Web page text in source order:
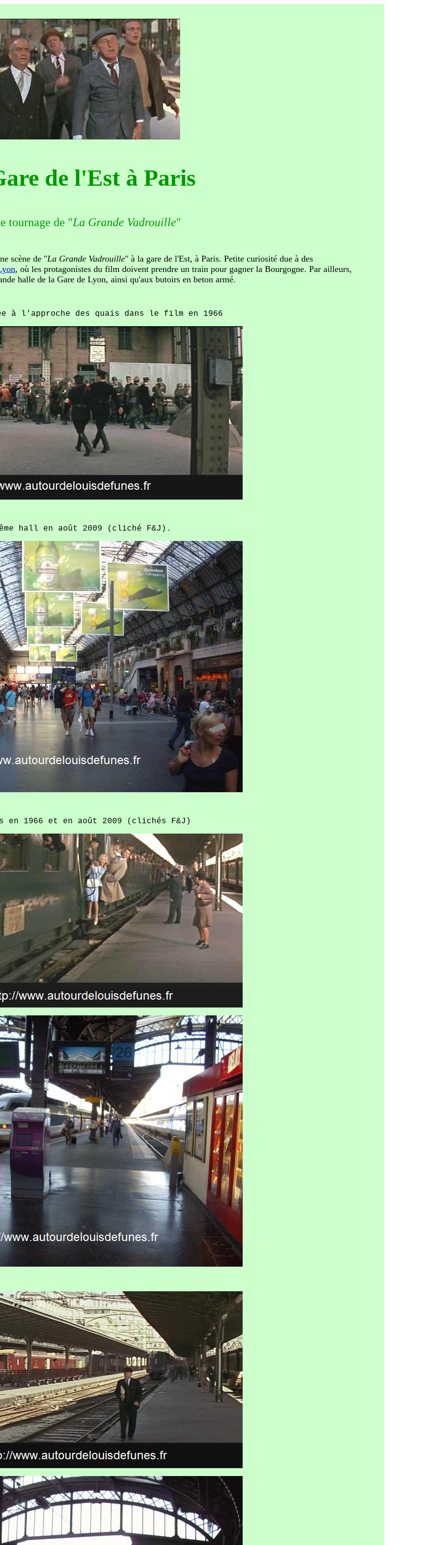
de l'Est à Paris
tournage de "La Grande Vadrouille"
scène de "La Grande Vadrouille" à la gare de l'Est, à Paris. Petite curiosité due à des
, où les protagonistes du film doivent prendre un train pour gagner la Bourgogne. Par ailleurs,
halle de la Gare de Lyon, ainsi qu'aux butoirs en beton armé.
à l'approche des quais dans le film en 1966
hall en août 2009 (cliché F&J).
en 1966 et en août 2009 (clichés F&J)